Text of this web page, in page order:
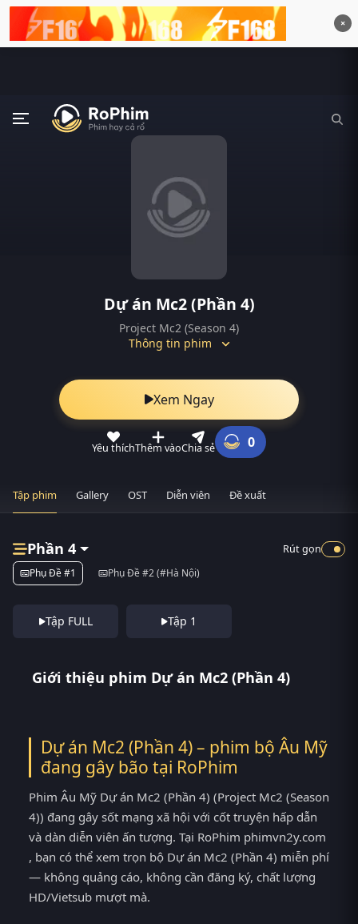
×
Dự án Mc2 (Phần 4)
Project Mc2 (Season 4)
Thông tin phim
Xem Ngay
Yêu thíchThêm vàoChia sẻ 0
Tập phim Gallery OST Diễn viên Đề xuất
Phần 4
Phụ Đề #1 Phụ Đề #2 (#Hà Nội)
Rút gọn
Tập FULL Tập 1
Giới thiệu phim Dự án Mc2 (Phần 4)
Dự án Mc2 (Phần 4) – phim bộ Âu Mỹ
đang gây bão tại RoPhim
Phim Âu Mỹ Dự án Mc2 (Phần 4) (Project Mc2 (Season
4)) đang gây sốt mạng xã hội với cốt truyện hấp dẫn
và dàn diễn viên ấn tượng. Tại RoPhim phimvn2y.com
, bạn có thể xem trọn bộ Dự án Mc2 (Phần 4) miễn phí
— không quảng cáo, không cần đăng ký, chất lượng
HD/Vietsub mượt mà.